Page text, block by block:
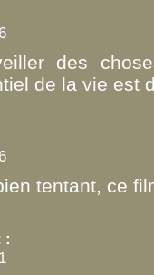
des
de la vie est
tentant, ce
: